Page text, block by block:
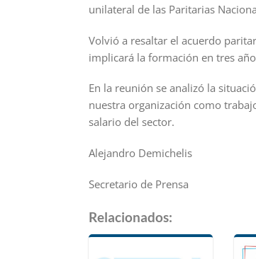
unilateral de las Paritarias
Volvió a resaltar el acuerdo
implicará la formación en tres
En la reunión se analizó la
nuestra organización como
salario del sector.
Alejandro Demichelis
Secretario de Prensa
Relacionados: